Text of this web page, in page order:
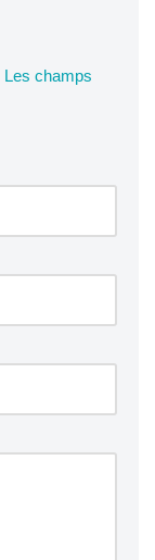
Les champs